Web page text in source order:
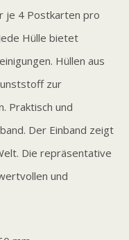
je 4 Postkarten pro
Hülle bietet
Hüllen aus
zur
Praktisch und
Der Einband zeigt
Die repräsentative
und